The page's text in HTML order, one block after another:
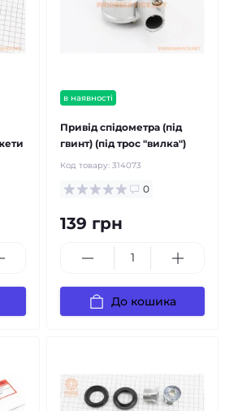
в наявності
Привід спідометра (під
гвинт) (під трос "вилка")
Код товару: 314073
0
139 грн
До кошика